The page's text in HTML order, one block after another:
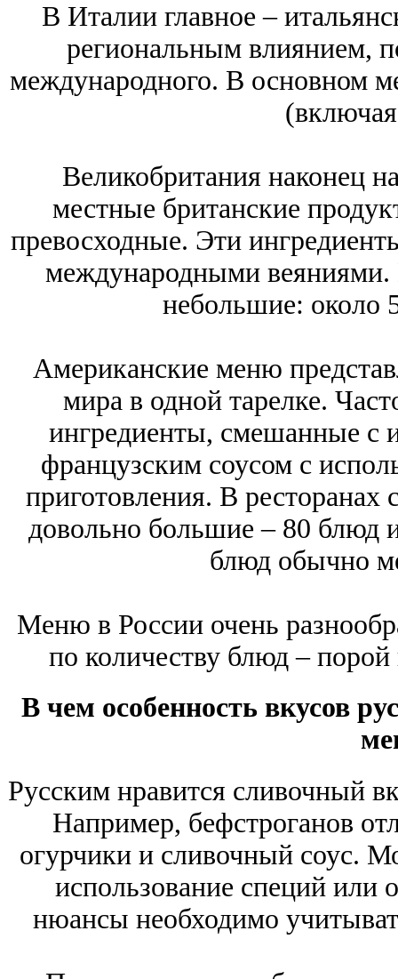
В Италии главное –
региональным влиянием,
международного. В основном
Великобритания наконец
местные британские
превосходные. Эти
международными
небольшие: около
Американские меню
мира в одной тарелке.
ингредиенты, смешанные с
французским соусом с
приготовления. В
довольно большие ‒ 80 блюд
блюд обычно
Меню в России очень
по количеству блюд –
В чем особенность вкусов
Русским нравится сливочный
Например, бефстроганов
огурчики и сливочный соус.
использование специй или
нюансы необходимо